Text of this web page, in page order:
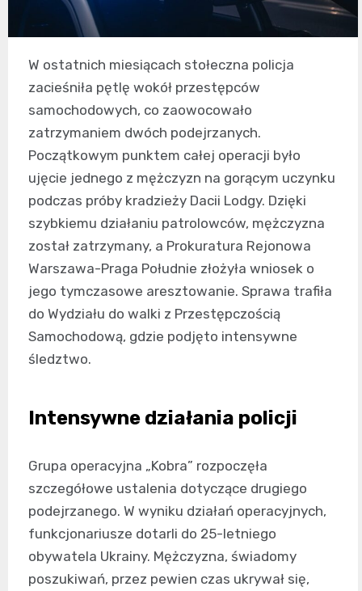
W ostatnich miesiącach stołeczna policja
zacieśniła pętlę wokół przestępców
samochodowych, co zaowocowało
zatrzymaniem dwóch podejrzanych.
Początkowym punktem całej operacji było
ujęcie jednego z mężczyzn na gorącym uczynku
podczas próby kradzieży Dacii Lodgy. Dzięki
szybkiemu działaniu patrolowców, mężczyzna
został zatrzymany, a Prokuratura Rejonowa
Warszawa-Praga Południe złożyła wniosek o
jego tymczasowe aresztowanie. Sprawa trafiła
do Wydziału do walki z Przestępczością
Samochodową, gdzie podjęto intensywne
śledztwo.
Intensywne działania policji
Grupa operacyjna „Kobra” rozpoczęła
szczegółowe ustalenia dotyczące drugiego
podejrzanego. W wyniku działań operacyjnych,
funkcjonariusze dotarli do 25-letniego
obywatela Ukrainy. Mężczyzna, świadomy
poszukiwań, przez pewien czas ukrywał się,